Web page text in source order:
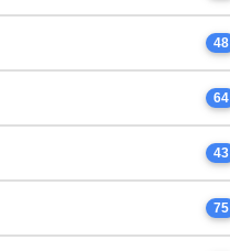
48
64
43
75